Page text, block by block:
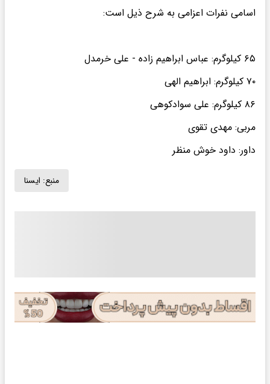
اسامی نفرات اعزامی به شرح ذیل است:
۶۵ کیلوگرم: عباس ابراهیم زاده - علی خرمدل
۷۰ کیلوگرم: ابراهیم الهی
۸۶ کیلوگرم: علی سوادکوهی
مربی: مهدی تقوی
داور: داود خوش منظر
منبع: ايسنا